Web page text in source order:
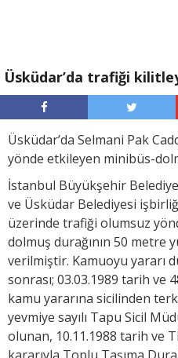
Üsküdar’da trafiği
Üsküdar’da Selmani Pak
yönde etkileyen minibüs-
İstanbul Büyükşehir
ve Üsküdar Belediyesi
üzerinde trafiği olumsuz
dolmuş durağının 50 metre
verilmiştir. Kamuoyu yararı
sonrası; 03.03.1989 tarih ve
kamu yararına sicilinden
yevmiye sayılı Tapu Sicil
olunan, 10.11.1988 tarih ve
kararıyla Toplu Taşıma